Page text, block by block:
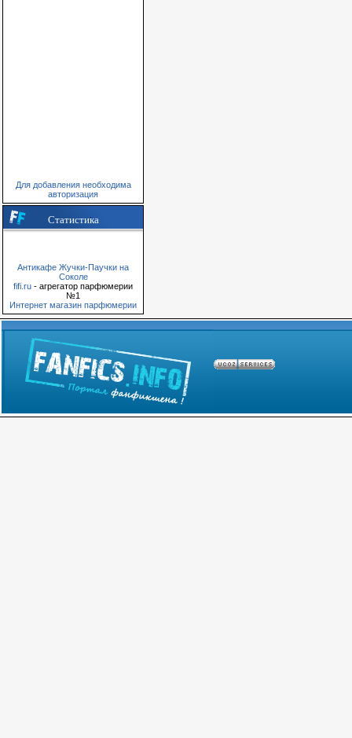
Для добавления необходима
авторизация
Статистика
Антикафе Жучки-Паучки на
Соколе
fifi.ru - агрегатор парфюмерии
№1
Интернет магазин парфюмерии